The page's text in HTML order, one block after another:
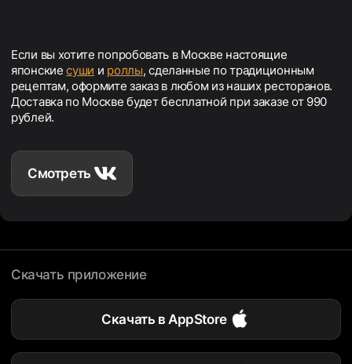
Если вы хотите попробовать в Москве настоящие
японскиесуши и роллы, сделанные по традиционным
рецептам, оформите заказ в любом из наших ресторанов.
Доставка по Москве будет бесплатной при заказе от 990
рублей.
Смотреть
Скачать приложение
Скачать в AppStore